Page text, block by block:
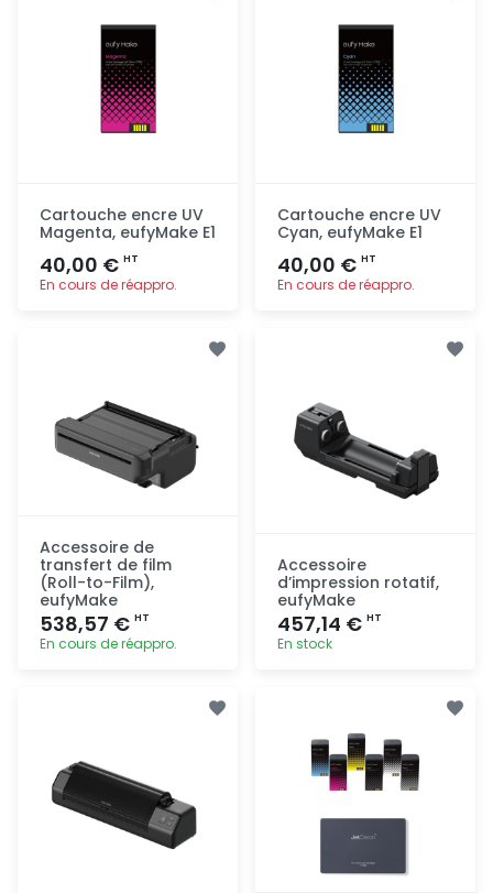
Cartouche encre UV
Magenta, eufyMake E1
40,00 € HT
En cours de réappro.
Cartouche encre UV
Cyan, eufyMake E1
40,00 € HT
En cours de réappro.
Accessoire de
transfert de film
(Roll-to-Film),
eufyMake
538,57 € HT
En cours de réappro.
Accessoire
d’impression rotatif,
eufyMake
457,14 € HT
En stock